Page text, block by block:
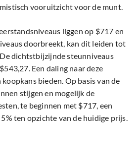
vooruitzicht voor de munt.
liggen op $717 en
doorbreekt, kan dit leiden tot
dichtstbijzijnde steunniveaus
Een daling naar deze
bieden. Op basis van de
stijgen en mogelijk de
te beginnen met $717, een
ten opzichte van de huidige prijs.